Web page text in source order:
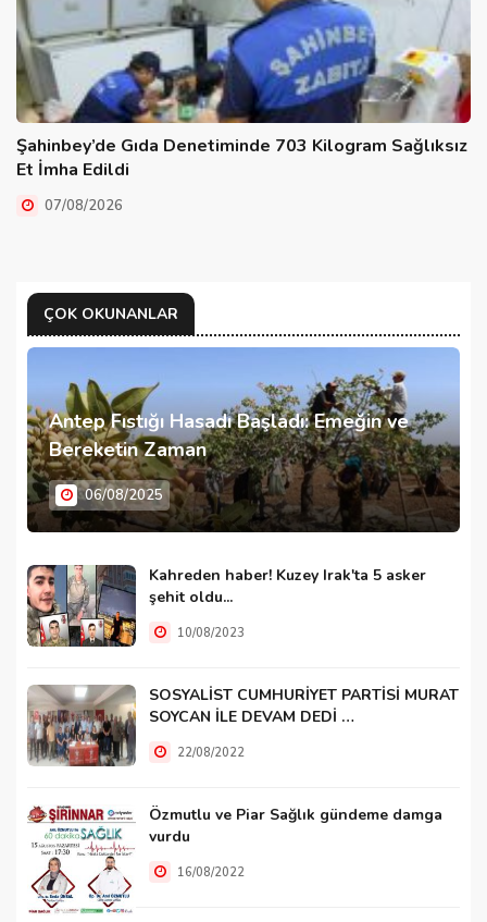
Şahinbey’de Gıda Denetiminde 703 Kilogram Sağlıksız
Et İmha Edildi
07/08/2026
ÇOK OKUNANLAR
Antep Fıstığı Hasadı Başladı: Emeğin ve
Bereketin Zaman
06/08/2025
Kahreden haber! Kuzey Irak'ta 5 asker
şehit oldu...
10/08/2023
SOSYALİST CUMHURİYET PARTİSİ MURAT
SOYCAN İLE DEVAM DEDİ …
22/08/2022
Özmutlu ve Piar Sağlık gündeme damga
vurdu
16/08/2022